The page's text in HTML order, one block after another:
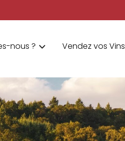
nous ? Vendez vos Vins